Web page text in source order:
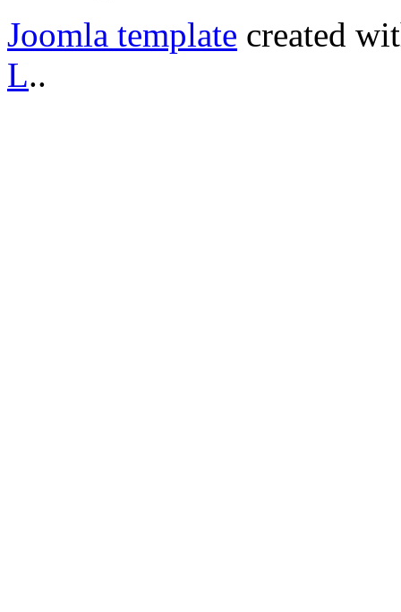
Joomla template created
L..